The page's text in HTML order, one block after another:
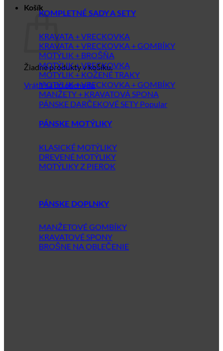
Košík
Žiadne produkty v košíku.
Vrátiť sa do obchodu
KOMPLETNÉ SADY A SETY
KRAVATA + VRECKOVKA
KRAVATA + VRECKOVKA + GOMBÍKY
MOTÝLIK + BROŠŇA
MOTÝLIK + VRECKOVKA
MOTÝLIK + KOŽENÉ TRAKY
MOTÝLIK + VRECKOVKA + GOMBÍKY
MANŽETY + KRAVATOVÁ SPONA
PÁNSKE DARČEKOVÉ SETY
PÁNSKE MOTÝLIKY
KLASICKÉ MOTÝLIKY
DREVENÉ MOTÝLIKY
MOTÝLIKY Z PIEROK
PÁNSKE DOPLNKY
MANŽETOVÉ GOMBÍKY
KRAVATOVÉ SPONY
BROŠNE NA OBLEČENIE